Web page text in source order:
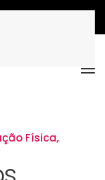
Física,